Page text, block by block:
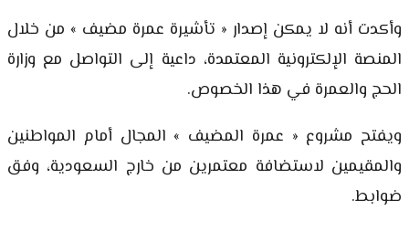
وأكدت أنه لا يمكن إصدار « تأشيرة عمرة مضيف » من خلال
المنصة الإلكترونية المعتمدة، داعية إلى التواصل مع وزارة
الحج والعمرة في هذا الخصوص.
ويفتح مشروع « عمرة المضيف » المجال أمام المواطنين
والمقيمين لاستضافة معتمرين من خارج السعودية، وفق
ضوابط.